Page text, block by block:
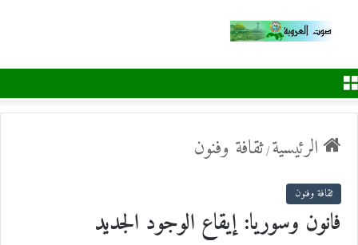
الرئيسية/ثقافة وفنون
ثقافة وفنون
فانون وسوريا: إيقاع الوجود الجديد